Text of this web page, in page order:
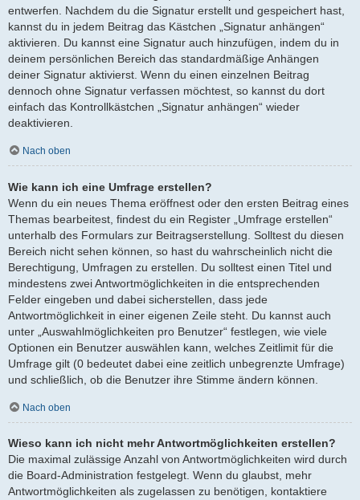
entwerfen. Nachdem du die Signatur erstellt und gespeichert hast,
kannst du in jedem Beitrag das Kästchen „Signatur anhängen“
aktivieren. Du kannst eine Signatur auch hinzufügen, indem du in
deinem persönlichen Bereich das standardmäßige Anhängen
deiner Signatur aktivierst. Wenn du einen einzelnen Beitrag
dennoch ohne Signatur verfassen möchtest, so kannst du dort
einfach das Kontrollkästchen „Signatur anhängen“ wieder
deaktivieren.
Nach oben
Wie kann ich eine Umfrage erstellen?
Wenn du ein neues Thema eröffnest oder den ersten Beitrag eines
Themas bearbeitest, findest du ein Register „Umfrage erstellen“
unterhalb des Formulars zur Beitragserstellung. Solltest du diesen
Bereich nicht sehen können, so hast du wahrscheinlich nicht die
Berechtigung, Umfragen zu erstellen. Du solltest einen Titel und
mindestens zwei Antwortmöglichkeiten in die entsprechenden
Felder eingeben und dabei sicherstellen, dass jede
Antwortmöglichkeit in einer eigenen Zeile steht. Du kannst auch
unter „Auswahlmöglichkeiten pro Benutzer“ festlegen, wie viele
Optionen ein Benutzer auswählen kann, welches Zeitlimit für die
Umfrage gilt (0 bedeutet dabei eine zeitlich unbegrenzte Umfrage)
und schließlich, ob die Benutzer ihre Stimme ändern können.
Nach oben
Wieso kann ich nicht mehr Antwortmöglichkeiten erstellen?
Die maximal zulässige Anzahl von Antwortmöglichkeiten wird durch
die Board-Administration festgelegt. Wenn du glaubst, mehr
Antwortmöglichkeiten als zugelassen zu benötigen, kontaktiere